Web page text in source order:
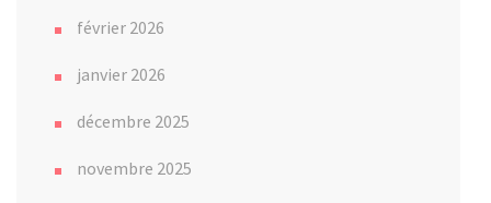
février 2026
janvier 2026
décembre 2025
novembre 2025